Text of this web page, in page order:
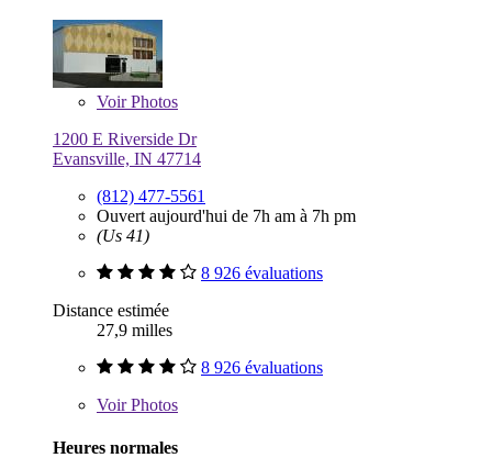
VoirPhotos
1200 E Riverside Dr
Evansville, IN 47714
(812) 477-5561
Ouvert aujourd'hui de 7h am à 7h pm
(Us 41)
8 926 évaluations
Distance estimée
27,9 milles
8 926 évaluations
VoirPhotos
Heures normales